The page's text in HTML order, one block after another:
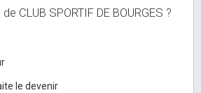
CLUB SPORTIF DE BOURGES ?
le devenir